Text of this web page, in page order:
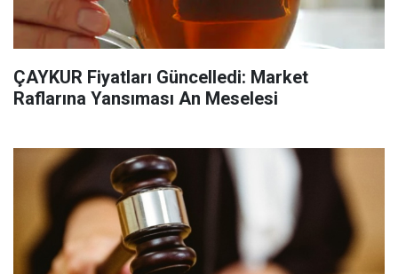
ÇAYKUR Fiyatları Güncelledi: Market
Raflarına Yansıması An Meselesi